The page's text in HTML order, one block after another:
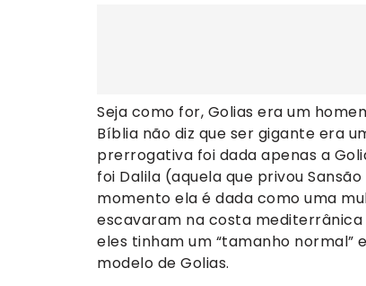
Seja como for, Golias era um
Bíblia não diz que ser gigante era
prerrogativa foi dada apenas a
foi Dalila (aquela que privou
momento ela é dada como uma
escavaram na costa
eles tinham um “tamanho normal”
modelo de Golias.